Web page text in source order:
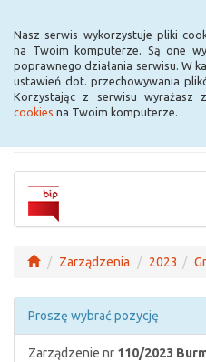
Nasz serwis wykorzystuje pliki
na Twoim komputerze. Są one
poprawnego działania serwisu. W
ustawień dot. przechowywania
Korzystając z serwisu wyrażasz
cookies na Twoim komputerze.
Urząd
Krośniewicach
Zarządzenia 2023
Proszę wybrać pozycję
Zarządzenie nr 110/2023